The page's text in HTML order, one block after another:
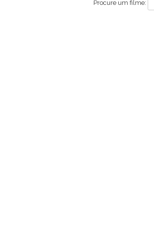
Procure um filme: